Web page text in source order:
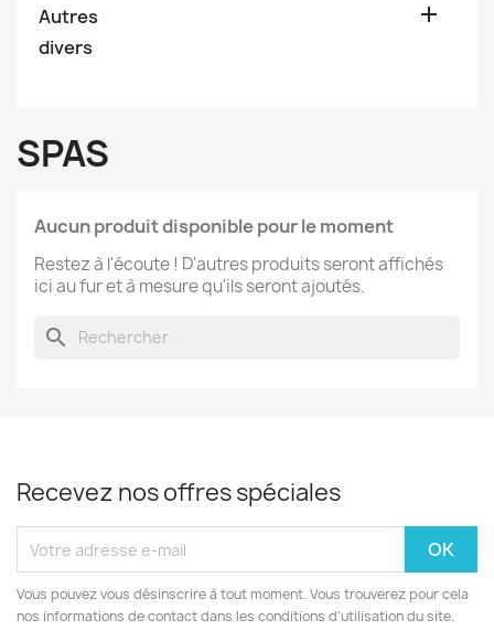
Autres 
divers
SPAS
Aucun produit disponible pour le moment
Restez à l'écoute ! D'autres produits seront affichés
ici au fur et à mesure qu'ils seront ajoutés.
search
Recevez nos offres spéciales
Vous pouvez vous désinscrire à tout moment. Vous trouverez pour cela
nos informations de contact dans les conditions d'utilisation du site.